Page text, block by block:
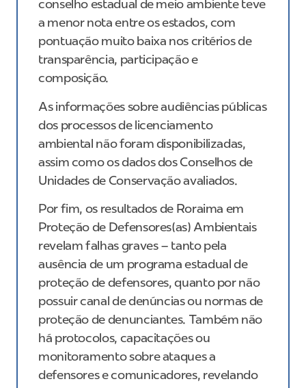
conselho estadual de meio ambiente teve
a menor nota entre os estados, com
pontuação muito baixa nos critérios de
transparência, participação e
composição.
As informações sobre audiências públicas
dos processos de licenciamento
ambiental não foram disponibilizadas,
assim como os dados dos Conselhos de
Unidades de Conservação avaliados.
Por fim, os resultados de Roraima em
Proteção de Defensores(as) Ambientais
revelam falhas graves – tanto pela
ausência de um programa estadual de
proteção de defensores, quanto por não
possuir canal de denúncias ou normas de
proteção de denunciantes. Também não
há protocolos, capacitações ou
monitoramento sobre ataques a
defensores e comunicadores, revelando